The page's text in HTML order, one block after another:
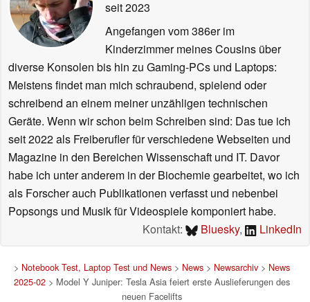
seit 2023
Angefangen vom 386er im
Kinderzimmer meines Cousins über
diverse Konsolen bis hin zu Gaming-PCs und Laptops:
Meistens findet man mich schraubend, spielend oder
schreibend an einem meiner unzähligen technischen
Geräte. Wenn wir schon beim Schreiben sind: Das tue ich
seit 2022 als Freiberufler für verschiedene Webseiten und
Magazine in den Bereichen Wissenschaft und IT. Davor
habe ich unter anderem in der Biochemie gearbeitet, wo ich
als Forscher auch Publikationen verfasst und nebenbei
Popsongs und Musik für Videospiele komponiert habe.
Kontakt:
Bluesky, LinkedIn
> Notebook Test, Laptop Test und News> News> Newsarchiv> News
2025-02> Model Y Juniper: Tesla Asia feiert erste Auslieferungen des
neuen Facelifts